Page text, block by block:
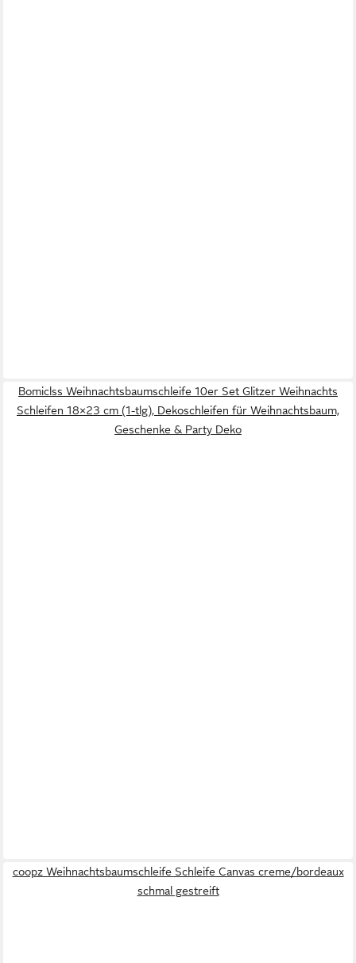
Bomiclss Weihnachtsbaumschleife 10er Set Glitzer Weihnachts
Schleifen 18×23 cm (1-tlg), Dekoschleifen für Weihnachtsbaum,
Geschenke & Party Deko
coopz Weihnachtsbaumschleife Schleife Canvas creme/bordeaux
schmal gestreift